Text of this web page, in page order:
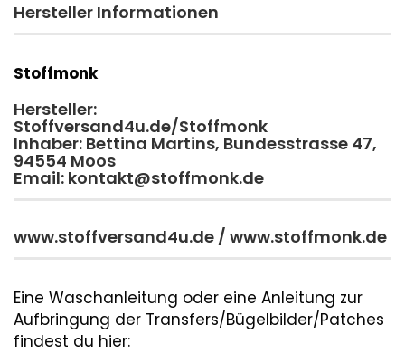
Hersteller Informationen
Stoffmonk
Hersteller:
Stoffversand4u.de/Stoffmonk
Inhaber: Bettina Martins, Bundesstrasse 47,
94554 Moos
Email: kontakt@stoffmonk.de
www.stoffversand4u.de / www.stoffmonk.de
Eine Waschanleitung oder eine Anleitung zur
Aufbringung der Transfers/Bügelbilder/Patches
findest du hier: